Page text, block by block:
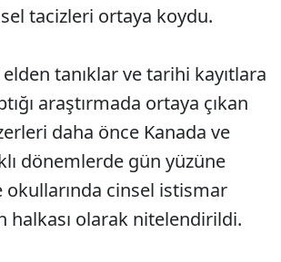
tacizleri ortaya koydu.
tanıklar ve tarihi kayıtlara
araştırmada ortaya çıkan
daha önce Kanada ve
dönemlerde gün yüzüne
okullarında cinsel istismar
halkası olarak nitelendirildi.